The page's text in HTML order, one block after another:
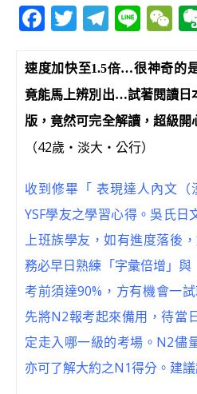
F
c
e
b
o
k
T
it
te
r
T
e
g
ra
m
Li
e
W
C
h
at
速度加快至1.5倍…很神奇的
竟能馬上辨別出…試著閱讀日
版，竟然可完全解讀，超級開
（42歲‧淡大‧公行）
收到修畢「 表現達人內文（
YSF學友之學習心得。吳氏
上班族學友，如有進度落後
務必早日熟練「字彙倍增」
考前須達90%，方有機會一
先將N2報考起來備用，待當
定走入哪一級的考場。N2儘
亦可了解大約之N1得分。建議